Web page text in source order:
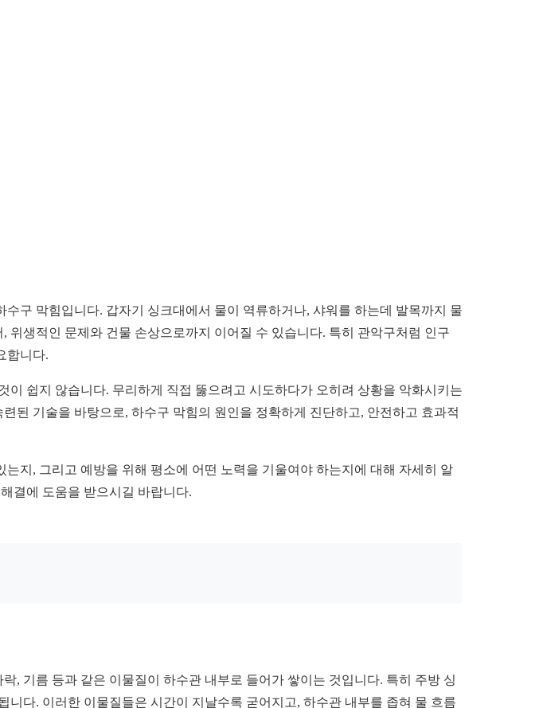
구 막힘입니다. 갑자기 싱크대에서 물이 역류하거나, 샤워를 하는데 발목까지 물
생적인 문제와 건물 손상으로까지 이어질 수 있습니다. 특히 관악구처럼 인구
합니다.
쉽지 않습니다. 무리하게 직접 뚫으려고 시도하다가 오히려 상황을 악화시키는
된 기술을 바탕으로, 하수구 막힘의 원인을 정확하게 진단하고, 안전하고 효과적
지, 그리고 예방을 위해 평소에 어떤 노력을 기울여야 하는지에 대해 자세히 알
결에 도움을 받으시길 바랍니다.
, 기름 등과 같은 이물질이 하수관 내부로 들어가 쌓이는 것입니다. 특히 주방 싱
다. 이러한 이물질들은 시간이 지날수록 굳어지고, 하수관 내부를 좁혀 물 흐름